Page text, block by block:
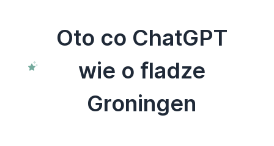
Oto co ChatGPT
wie o fladze
Groningen